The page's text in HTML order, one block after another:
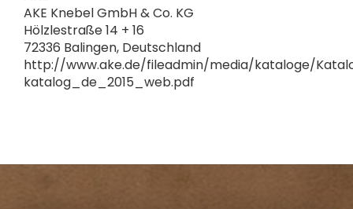
AKE Knebel GmbH & Co. KG
Hölzlestraße 14 + 16
72336 Balingen, Deutschland
http://www.ake.de/fileadmin/media/kataloge/
katalog_de_2015_web.pdf